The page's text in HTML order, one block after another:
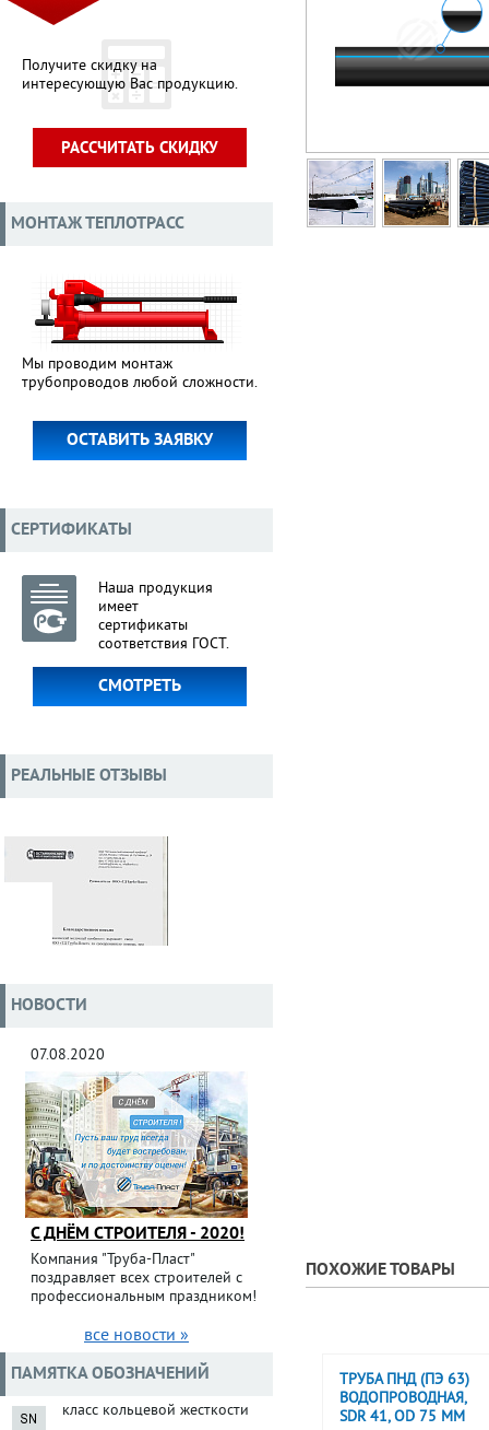
ПОХОЖИЕ ТОВАРЫ
ТРУБА ПНД (ПЭ 63)
ВОДОПРОВОДНАЯ,
SDR 41, OD 75 ММ
Получите скидку на
интересующую Вас продукцию.
РАССЧИТАТЬ СКИДКУ
МОНТАЖ ТЕПЛОТРАСС
Мы проводим монтаж
трубопроводов любой сложности.
ОСТАВИТЬ ЗАЯВКУ
СЕРТИФИКАТЫ
Наша продукция
имеет
сертификаты
соответствия ГОСТ.
СМОТРЕТЬ
РЕАЛЬНЫЕ ОТЗЫВЫ
НОВОСТИ
07.08.2020
С ДНЁМ СТРОИТЕЛЯ - 2020!
Компания "Труба-Пласт"
поздравляет всех строителей с
профессиональным праздником!
все новости »
ПАМЯТКА ОБОЗНАЧЕНИЙ
класс кольцевой жесткости